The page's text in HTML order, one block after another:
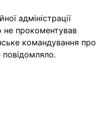
адміністрації
прокоментував
командування про
повідомляло.